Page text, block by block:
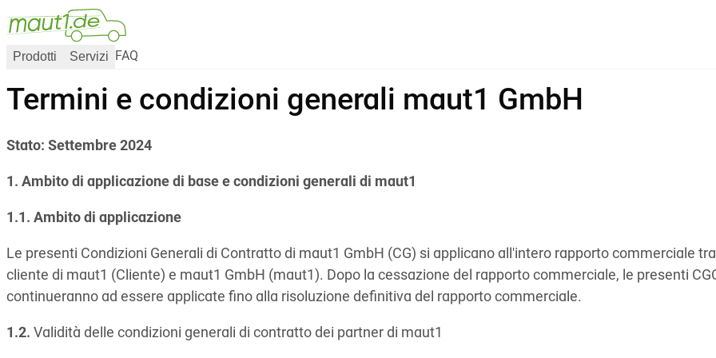
Prodotti Servizi FAQ
Termini e condizioni generali maut1 GmbH
Stato: Settembre 2024
1. Ambito di applicazione di base e condizioni generali di maut1
1.1. Ambito di applicazione
Le presenti Condizioni Generali di Contratto di maut1 GmbH (CG) si applicano all'intero rapporto commerciale
cliente di maut1 (Cliente) e maut1 GmbH (maut1). Dopo la cessazione del rapporto commerciale, le presenti
continueranno ad essere applicate fino alla risoluzione definitiva del rapporto commerciale.
1.2. Validità delle condizioni generali di contratto dei partner di maut1